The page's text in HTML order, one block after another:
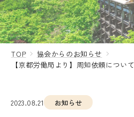
TOP
協会からのお知らせ
【京都労働局より】周知依頼について
2023.08.21 お知らせ